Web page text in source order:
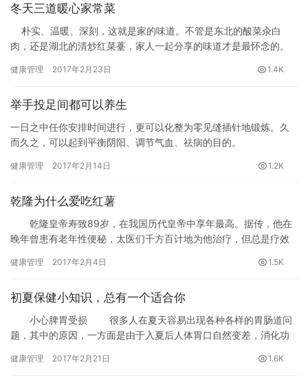
冬天三道暖心家常菜
朴实、温暖、深刻，这就是家的味道。不管是东北的酸菜汆白
肉，还是湖北的清炒红菜薹，家人一起分享的味道才是最怀念的。
健康管理 2017年2月23日 1.4K
举手投足间都可以养生
一日之中任你安排时间进行，更可以化整为零见缝插针地锻炼。久
而久之，可以起到平衡阴阳、调节气血、祛病的目的。
健康管理 2017年2月14日 1.2K
乾隆为什么爱吃红薯
乾隆皇帝寿致89岁，在我国历代皇帝中享年最高。据传，他在
晚年曾患有老年性便秘，太医们千方百计地为他治疗，但总是疗效
人。乾隆走进去问：“是何种佳肴如此之香？”正在烤红薯的一个太监
了一块烤好的红薯。乾隆从太监手里接过烤红薯，就大口大口地吃
了起来。吃完后连声道：“好吃！好吃！”此后，乾隆皇帝天天都要吃
烤红薯。不久，他久治不愈的便秘也不药而愈了，精神也好多了。
此，红薯又得了个“土人参”的美称。（常怡勇）北京中医药大学教授
健康管理 2017年2月4日 1.5K
初夏保健小知识，总有一个适合你
小心脾胃受损 很多人在夏天容易出现各种各样的胃肠道问
题，其中的原因，一方面是由于入夏后人体胃口自然变差，消化功
刺激肠胃，使胃受到强烈的低温刺激后，血管骤然收缩，血流量减
健康管理 2017年2月21日 1.6K